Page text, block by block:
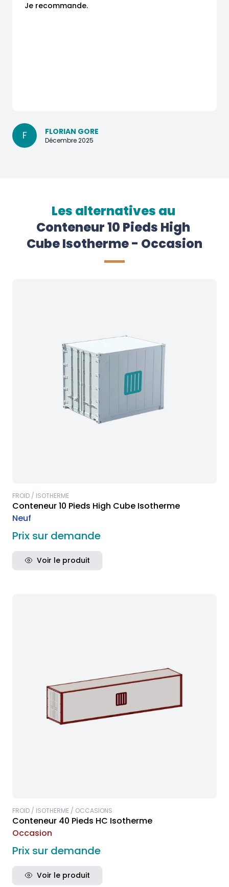
Je recommande.
F FLORIAN GORE
Décembre 2025
Les alternatives au
Conteneur 10 Pieds High
Cube Isotherme - Occasion
FROID / ISOTHERME
Conteneur 10 Pieds High Cube Isotherme
Neuf
Prix sur demande
Voir le produit
FROID / ISOTHERME / OCCASIONS
Conteneur 40 Pieds HC Isotherme
Occasion
Prix sur demande
Voir le produit